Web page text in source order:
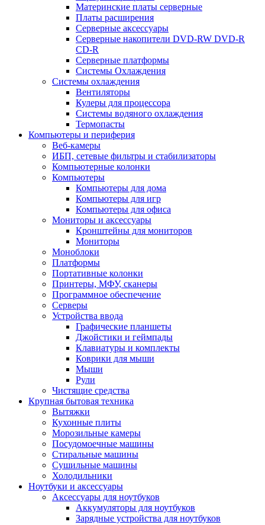
Материнские платы серверные
Платы расширения
Серверные аксессуары
Серверные накопители DVD-RW DVD-R
CD-R
Серверные платформы
Системы Охлаждения
Системы охлаждения
Вентиляторы
Кулеры для процессора
Системы водяного охлаждения
Термопасты
Компьютеры и периферия
Веб-камеры
ИБП, сетевые фильтры и стабилизаторы
Компьютерные колонки
Компьютеры
Компьютеры для дома
Компьютеры для игр
Компьютеры для офиса
Мониторы и аксессуары
Кронштейны для мониторов
Мониторы
Моноблоки
Платформы
Портативные колонки
Принтеры, МФУ, сканеры
Программное обеспечение
Серверы
Устройства ввода
Графические планшеты
Джойстики и геймпады
Клавиатуры и комплекты
Коврики для мыши
Мыши
Рули
Чистящие средства
Крупная бытовая техника
Вытяжки
Кухонные плиты
Морозильные камеры
Посудомоечные машины
Стиральные машины
Сушильные машины
Холодильники
Ноутбуки и аксессуары
Аксессуары для ноутбуков
Аккумуляторы для ноутбуков
Зарядные устройства для ноутбуков